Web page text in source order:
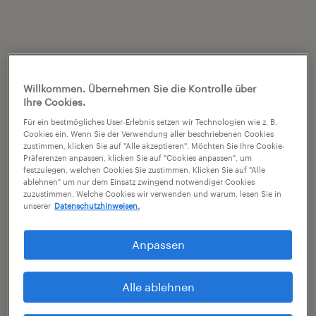
Willkommen. Übernehmen Sie die Kontrolle über
Ihre Cookies.
Für ein bestmögliches User-Erlebnis setzen wir Technologien wie z. B.
Cookies ein. Wenn Sie der Verwendung aller beschriebenen Cookies
zustimmen, klicken Sie auf "Alle akzeptieren". Möchten Sie Ihre Cookie-
Präferenzen anpassen, klicken Sie auf "Cookies anpassen", um
festzulegen, welchen Cookies Sie zustimmen. Klicken Sie auf "Alle
ablehnen" um nur dem Einsatz zwingend notwendiger Cookies
zuzustimmen. Welche Cookies wir verwenden und warum, lesen Sie in
unserer Datenschutzhinweisen.
Anpassen
Alle ablehnen